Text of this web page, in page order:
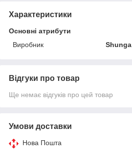
Характеристики
Основні атрибути
Виробник
Shunga
Відгуки про товар
Ще немає відгуків про цей товар
Умови доставки
Нова Пошта